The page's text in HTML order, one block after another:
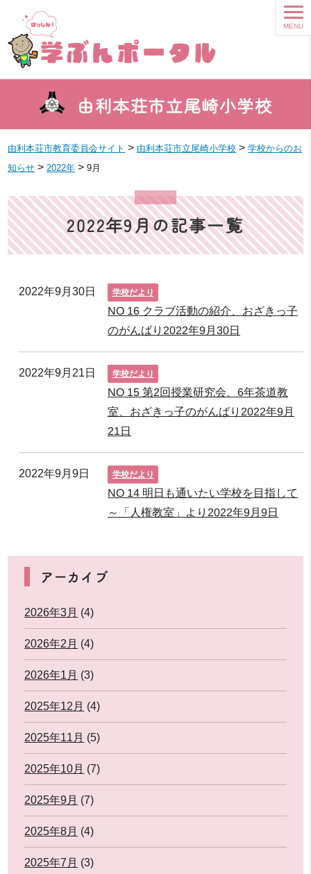
由利本荘市立尾崎小学校
MENU
由利本荘市教育委員会サイト > 由利本荘市立尾崎小学校 >学校からのお
知らせ > 2022年 >9月
2022年9月の記事一覧
2022年9月30日 学校だより
NO 16 クラブ活動の紹介、おざきっ子
のがんばり2022年9月30日
2022年9月21日 学校だより
NO 15 第2回授業研究会、6年茶道教
室、おざきっ子のがんばり2022年9月
21日
2022年9月9日 学校だより
NO 14 明日も通いたい学校を目指して
～「人権教室」より2022年9月9日
アーカイブ
2026年3月 (4)
2026年2月 (4)
2026年1月 (3)
2025年12月 (4)
2025年11月 (5)
2025年10月 (7)
2025年9月 (7)
2025年8月 (4)
2025年7月 (3)